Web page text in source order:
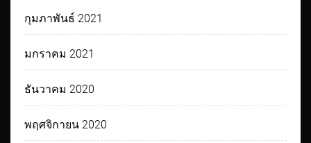
กุมภาพันธ์ 2021
มกราคม 2021
ธันวาคม 2020
พฤศจิกายน 2020